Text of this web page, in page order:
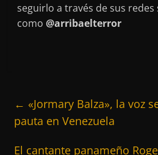
seguirlo a través de sus redes
como@arribaelterror
← «Jormary Balza», la voz
pauta en Venezuela
El cantante panameño